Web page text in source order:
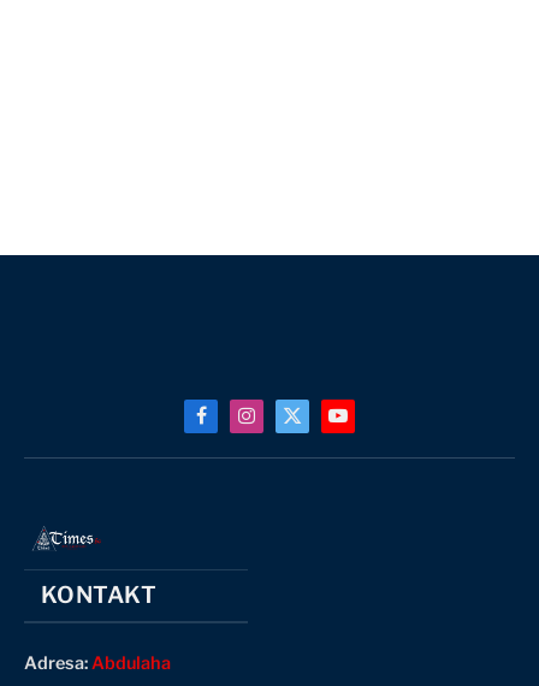
FacebookInstagram
X
(Twitter)
YouTube
KONTAKT
Adresa:Abdulaha